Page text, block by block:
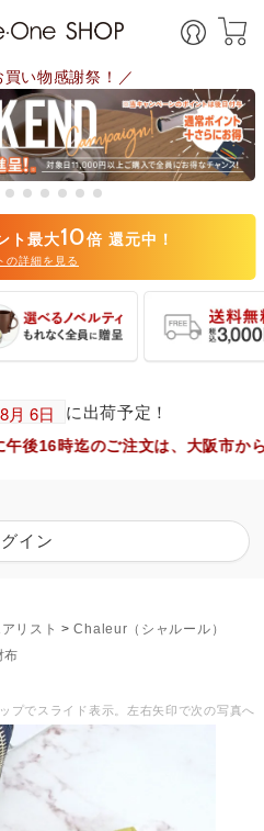
買い物感謝祭！／
ト最大10倍 還元中！
の詳細を見る
に出荷予定！
文は、大阪市からヤマト運輸で
イン
リスト
Chaleur（シャルール）
布
プでスライド表示。左右矢印で次の写真へ